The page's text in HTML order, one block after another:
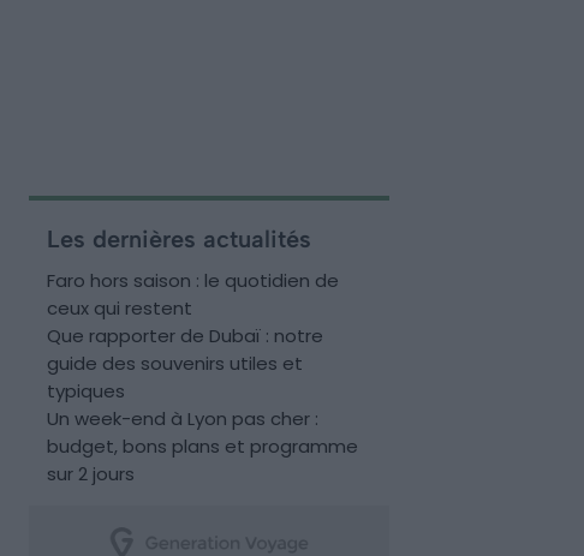
Les dernières actualités
Faro hors saison : le quotidien de
ceux qui restent
Que rapporter de Dubaï : notre
guide des souvenirs utiles et
typiques
Un week-end à Lyon pas cher :
budget, bons plans et programme
sur 2 jours